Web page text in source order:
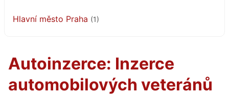
Hlavní město Praha (1)
Autoinzerce: Inzerce
automobilových veteránů